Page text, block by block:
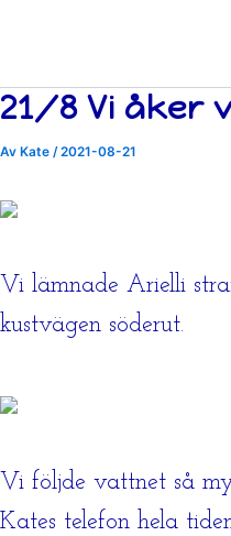
21/8 Vi åker
Av Kate /2021-08-21
Vi lämnade Arielli
kustvägen söderut.
Vi följde vattnet så
Kates telefon hela